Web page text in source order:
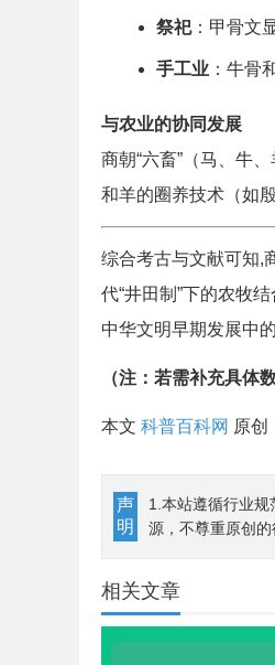
祭祀：甲骨文
手工业 ：牛骨
与农业的协同发展
商朝“六畜”（马、牛
和羊的圈养技术（如
综合考古与文献可知,
代“井田制”下的农牧
中华文明早期发展中
（注：若需补充具体
本文 科普百科网 原创
声
明
1.本站遵循行业
源，不尊重原创
相关文章